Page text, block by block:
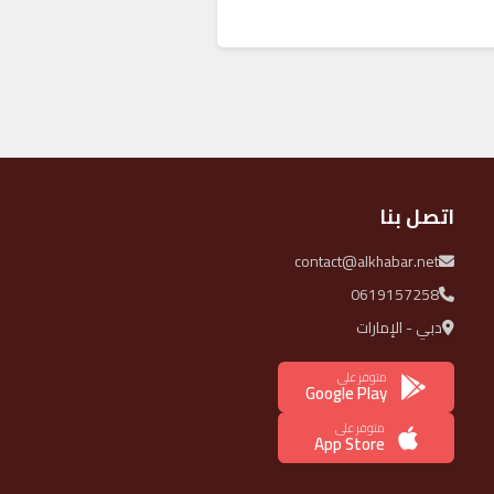
اتصل بنا
contact@alkhabar.net
0619157258
دبي - الإمارات
متوفر على
Google Play
متوفر على
App Store